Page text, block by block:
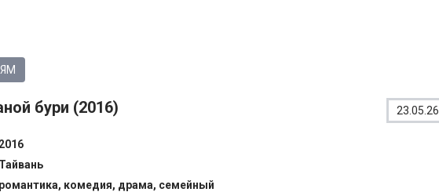
бури (2016) 23.05.26
2016
Тайвань
романтика, комедия, драма, семейный